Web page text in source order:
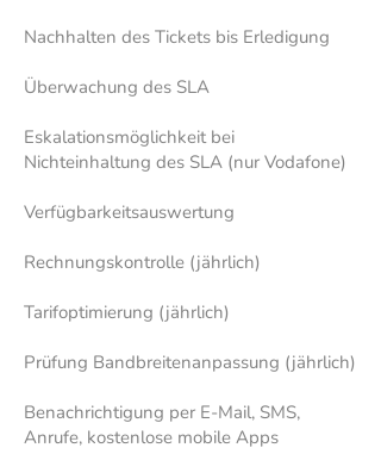
Nachhalten des Tickets bis Erledigung
Überwachung des SLA
Eskalationsmöglichkeit bei
Nichteinhaltung des SLA (nur Vodafone)
Verfügbarkeitsauswertung
Rechnungskontrolle (jährlich)
Tarifoptimierung (jährlich)
Prüfung Bandbreitenanpassung (jährlich)
Benachrichtigung per E-Mail, SMS,
Anrufe, kostenlose mobile Apps